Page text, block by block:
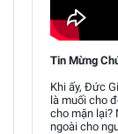
Tin Mừng
Khi ấy, Đức
là muối cho
cho mặn lại?
ngoài cho